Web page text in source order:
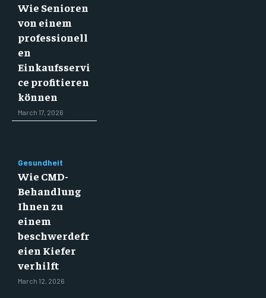
Wie Senioren
von einem
professionell
en
Einkaufsservi
ce profitieren
können
March 17, 2026
Gesundheit
Wie CMD-
Behandlung
Ihnen zu
einem
beschwerdefr
eien Kiefer
verhilft
March 12, 2026